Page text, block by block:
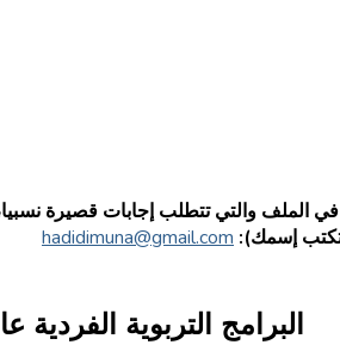
الملف والتي تتطلب إجابات قصيرة نسبيا،
إسمك): hadidimuna@gmail.com
البرامج التربوية الفردية